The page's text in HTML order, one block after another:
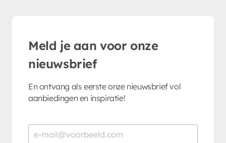
Meld je aan voor onze
nieuwsbrief
En ontvang als eerste onze nieuwsbrief vol
aanbiedingen en inspiratie!